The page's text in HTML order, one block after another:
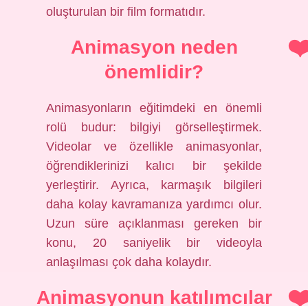
oluşturulan bir film formatıdır.
Animasyon neden
önemlidir?
Animasyonların eğitimdeki en önemli
rolü budur: bilgiyi görselleştirmek.
Videolar ve özellikle animasyonlar,
öğrendiklerinizi kalıcı bir şekilde
yerleştirir. Ayrıca, karmaşık bilgileri
daha kolay kavramanıza yardımcı olur.
Uzun süre açıklanması gereken bir
konu, 20 saniyelik bir videoyla
anlaşılması çok daha kolaydır.
Animasyonun katılımcılar